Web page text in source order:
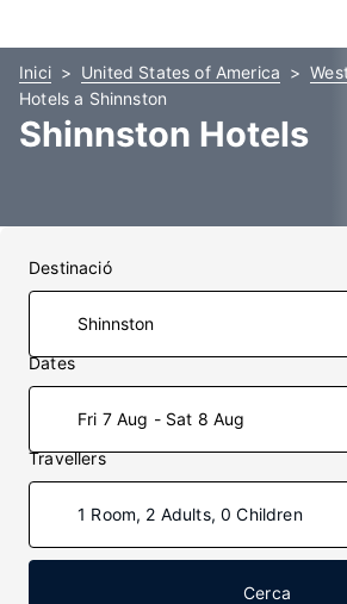
Inici United States of America
Hotels a Shinnston
Shinnston Hotels
Destinació
Dates
Fri 7 Aug - Sat 8 Aug
Travellers
1 Room, 2 Adults, 0 Children
Cerca